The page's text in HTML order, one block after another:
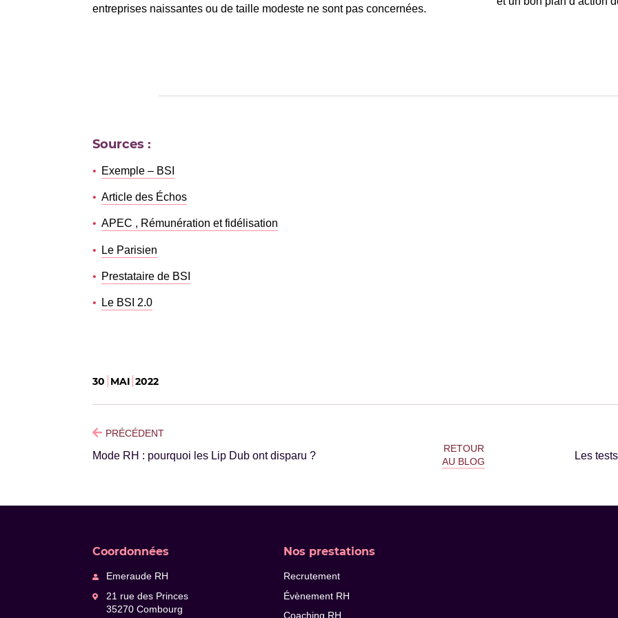
entreprises naissantes ou de taille modeste ne sont pas concernées.
Sources :
Exemple – BSI
Article des Échos
APEC , Rémunération et fidélisation
Le Parisien
Prestataire de BSI
Le BSI 2.0
30 MAI 2022
PRÉCÉDENT
Mode RH : pourquoi les Lip Dub ont disparu ?
RETOUR
AU BLOG
Les
Coordonnées
Emeraude RH
21 rue des Princes
35270 Combourg
Nos prestations
Recrutement
Évènement RH
Coaching RH